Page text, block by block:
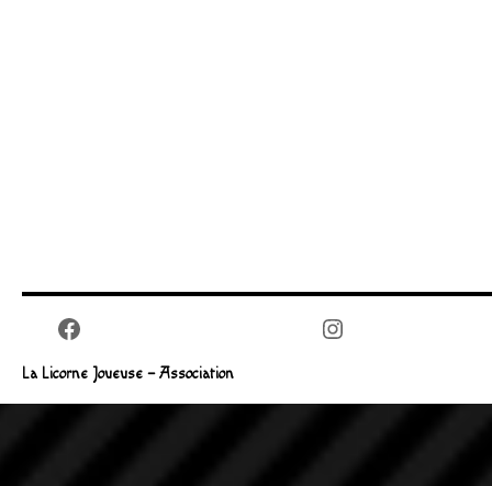
Facebook Instagram
La Licorne Joueuse – Association